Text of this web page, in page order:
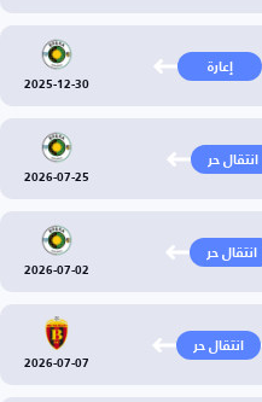
إعارة
2025-12-30
انتقال حر
2026-07-25
انتقال حر
2026-07-02
انتقال حر
2026-07-07